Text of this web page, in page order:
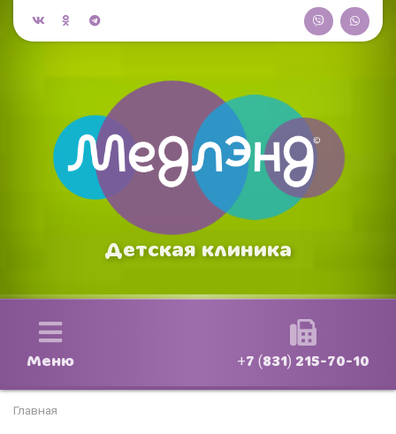
Детская клиника
Меню +7 (831) 215-70-10
Главная